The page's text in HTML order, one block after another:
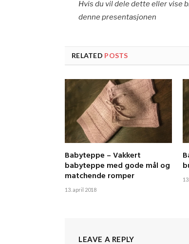
Hvis du vil dele dette eller vise
denne presentasjonen
RELATED POSTS
Babyteppe – Vakkert
babyteppe med gode mål og
matchende romper
13. april 2018
LEAVE A REPLY